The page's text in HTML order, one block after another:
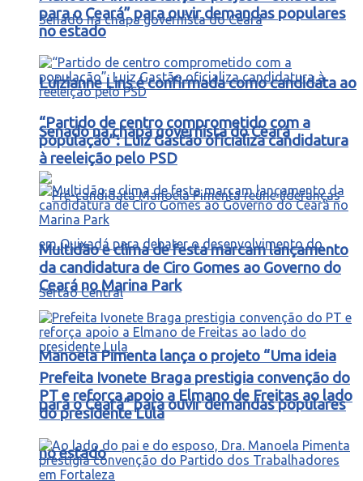
Luizianne Lins é confirmada como candidata ao
Senado na chapa governista do Ceará
Manoela Pimenta lança o projeto “Uma ideia
para o Ceará” para ouvir demandas populares
no estado
para o Ceará” para ouvir demandas populares
no estado
“Partido de centro comprometido com a
população”: Luiz Gastão oficializa candidatura
à reeleição pelo PSD
Multidão e clima de festa marcam lançamento
da candidatura de Ciro Gomes ao Governo do
Ceará no Marina Park
Prefeita Ivonete Braga prestigia convenção do
PT e reforça apoio a Elmano de Freitas ao lado
do presidente Lula